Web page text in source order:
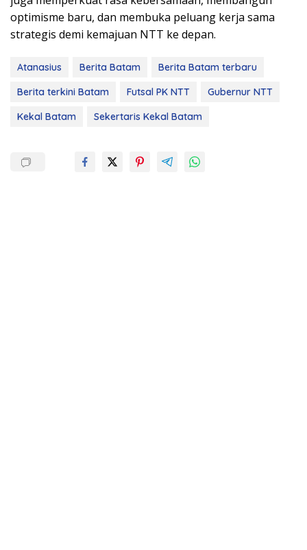
optimisme baru, dan membuka peluang kerja sama
strategis demi kemajuan NTT ke depan.
Atanasius Berita Batam
Berita Batam terbaru
Berita terkini Batam
Futsal PK NTT
Gubernur NTT
Kekal Batam
Sekertaris Kekal Batam